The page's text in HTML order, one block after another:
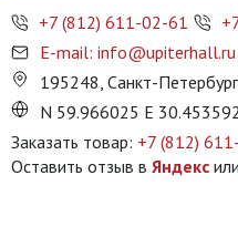
+7 (812) 611-02-61
E-mail: info@upiterhall.ru
195248, Санкт-
N 59.966025 E 30.453592
Заказать товар: +7 (812)
Оставить отзыв в Яндекс или